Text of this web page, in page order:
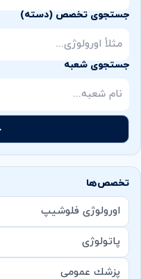
جستجوی تخصص (دسته)
جستجوی شعبه
تخصص‌ها
اورولوژی فلوشیپ
پاتولوژی
پزشك عمومی